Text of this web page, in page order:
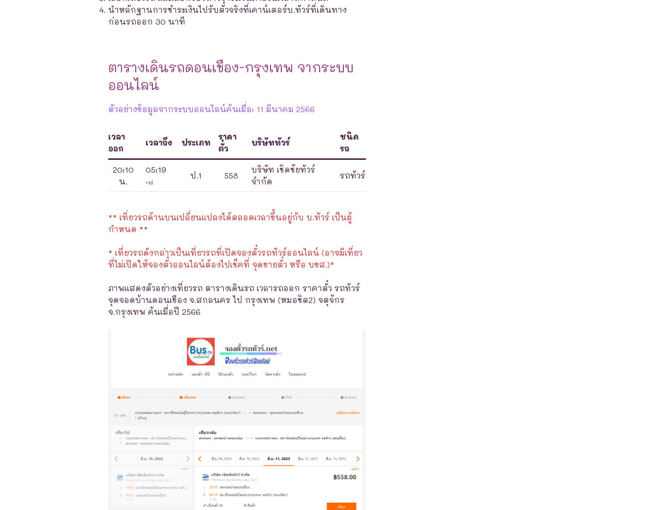
นำหลักฐานการชำระเงินไปรับตั๋วจริงที่เคาน์เตอร์บ.ทัวร์ที่เดินทาง
ก่อนรถออก 30 นาที
ตารางเดินรถดอนเขือง-กรุงเทพ จากระบบ
ออนไลน์
ตัวอย่างข้อมูลจากระบบออนไลน์ค้นเมื่อ: 11 มีนาคม 2566
เวลา
ออก
เวลาถึง ประเภท
ราคา
ตั๋ว
บริษัททัวร์
ชนิด
รถ
20:10
น.
05:19
+1d
ป.1 558
บริษัท เชิดชัยทัวร์
จำกัด
รถทัวร์
** เที่ยวรถด้านบนเปลี่ยนแปลงได้ตลอดเวลาขึ้นอยู่กับ บ.ทัวร์ เป็นผู้
กำหนด **
* เที่ยวรถดังกล่าวเป็นเที่ยวรถที่เปิดจองตั๋วรถทัวร์ออนไลน์ (อาจมีเที่ยว
ที่ไม่เปิดให้จองตั๋วออนไลน์ต้องไปเช็คที่ จุดขายตั๋ว หรือ บขส.)*
ภาพแสดงตัวอย่างเที่ยวรถ ตารางเดินรถ เวลารถออก ราคาตั๋ว รถทัวร์
จุดจอดบ้านดอนเขือง จ.สกลนคร ไป กรุงเทพ (หมอชิต2) จตุจักร
จ.กรุงเทพ ค้นเมื่อปี 2566